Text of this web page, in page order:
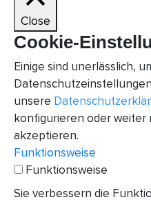
Close
Cookie-
Einige sind unerlässlich,
unsere
konfigurieren oder weiter
akzeptieren.
Funktionsweise
Funktionsweise
Sie verbessern die